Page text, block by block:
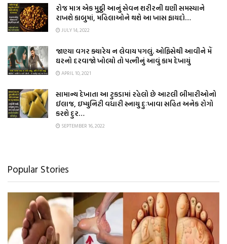
રોજ માત્ર એક મુઠ્ઠી આનું સેવન શરીરની ઘણી સમસ્યાને
રાખશે કાબુમાં, મહિલાઓને થશે આ ખાસ ફાયદો…
JULY 14, 2022
જાણ્યા વગર ક્યારેય ન લેવાય પગલું. ઓફિસેથી આવીને મેં
ઘરનો દરવાજો ખોલ્યો તો પત્નીનું આવું કામ દેખાયું
APRIL 10, 2021
સામાન્ય દેખાતા આ ટુકડામાં રહેલો છે આટલી બીમારીઓનો
ઈલાજ, ઇમ્યુનિટી વધારી સ્નાયુ દુઃખાવા સહિત અનેક રોગો
કરશે દુર…
SEPTEMBER 16, 2022
Popular Stories